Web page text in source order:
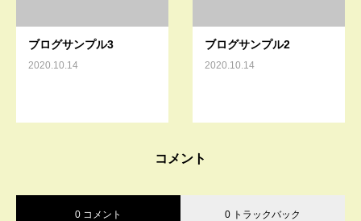
ブログサンプル3
2020.10.14
ブログサンプル2
2020.10.14
コメント
0 コメント 0 トラックバック